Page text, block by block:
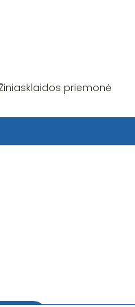
priemonė